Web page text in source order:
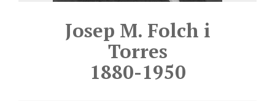
Josep M. Folch i
Torres
1880-1950